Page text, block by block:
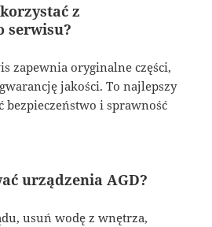
z
serwisu?
zapewnia oryginalne części,
jakości. To najlepszy
bezpieczeństwo i sprawność
urządzenia AGD?
usuń wodę z wnętrza,